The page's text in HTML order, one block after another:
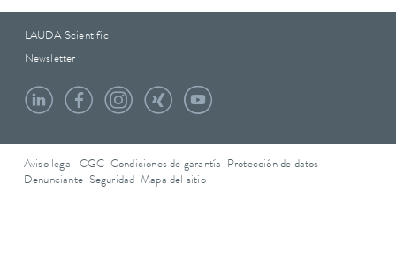
LAUDA Scientific
Newsletter
Aviso legal CGC Condiciones de garantía
Protección de datos
Denunciante Seguridad Mapa del sitio